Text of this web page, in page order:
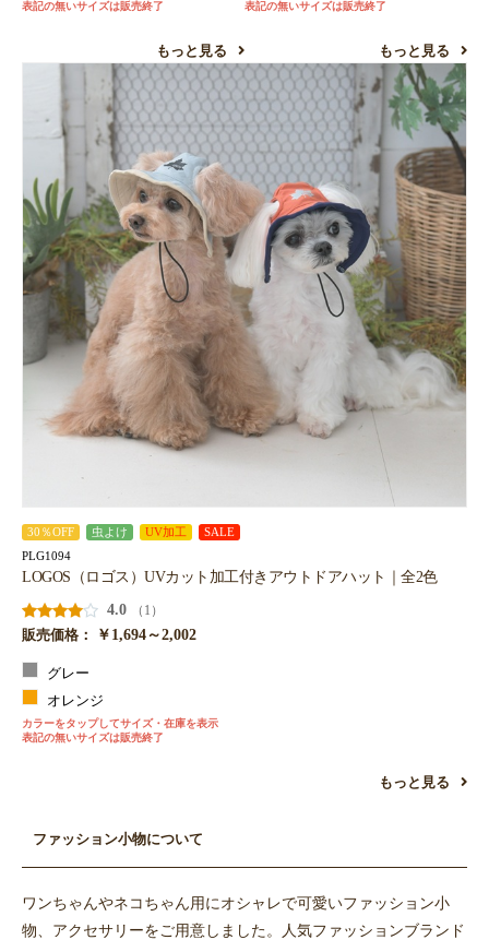
表記の無いサイズは販売終了
もっと見る
表記の無いサイズは販売終了
もっと見る
30％OFF 虫よけ UV加工 SALE
PLG1094
LOGOS（ロゴス）UVカット加工付きアウトドアハット｜全2色
4.0
（1）
販売価格：
￥1,694～2,002
グレー
オレンジ
カラーをタップしてサイズ・在庫を表示
表記の無いサイズは販売終了
もっと見る
ファッション小物について
ワンちゃんやネコちゃん用にオシャレで可愛いファッション小
物、アクセサリーをご用意しました。人気ファッションブランド